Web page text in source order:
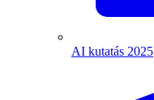
AI kutatás 2025